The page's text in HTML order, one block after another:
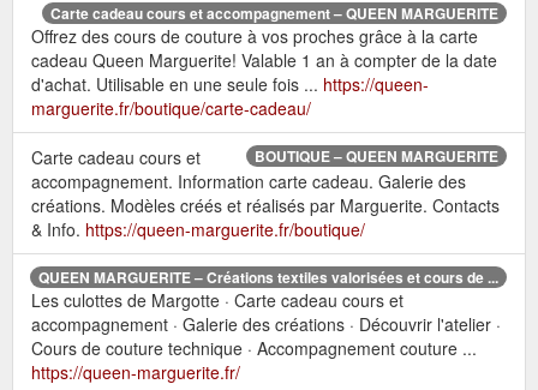
Carte cadeau cours et accompagnement – QUEEN MARGUERITE
Offrez des cours de couture à vos proches grâce à la carte
cadeau Queen Marguerite! Valable 1 an à compter de la date
d'achat. Utilisable en une seule fois ... https://queen-
marguerite.fr/boutique/carte-cadeau/
BOUTIQUE – QUEEN MARGUERITE
Carte cadeau cours et
accompagnement. Information carte cadeau. Galerie des
créations. Modèles créés et réalisés par Marguerite. Contacts
& Info. https://queen-marguerite.fr/boutique/
QUEEN MARGUERITE – Créations textiles valorisées et cours de ...
Les culottes de Margotte · Carte cadeau cours et
accompagnement · Galerie des créations · Découvrir l'atelier ·
Cours de couture technique · Accompagnement couture ...
https://queen-marguerite.fr/